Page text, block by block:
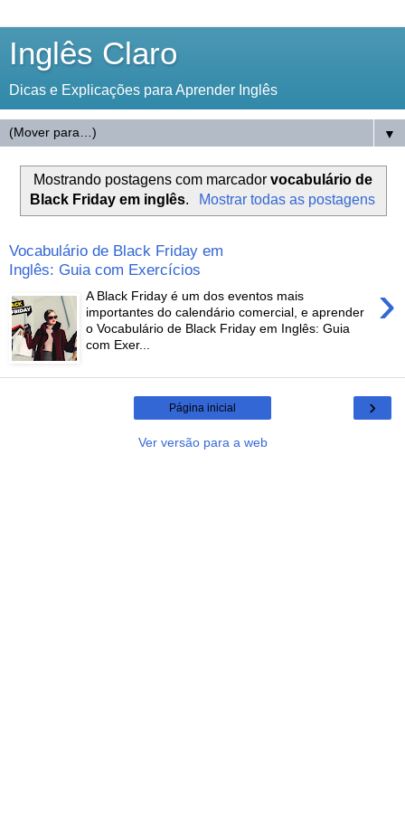
Inglês Claro
Dicas e Explicações para Aprender Inglês
▼
Mostrando postagens com marcador vocabulário de
Black Friday em inglês. Mostrar todas as postagens
Vocabulário de Black Friday em
Inglês: Guia com Exercícios
›
A Black Friday é um dos eventos mais
importantes do calendário comercial, e aprender
o Vocabulário de Black Friday em Inglês: Guia
com Exer...
›
Página inicial
Ver versão para a web